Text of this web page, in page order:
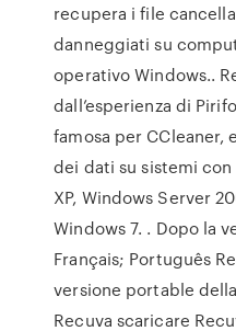
recupera i file
danneggiati su
operativo Windows..
dall’esperienza di
famosa per
dei dati su sistemi
XP, Windows Server
Windows 7. . Dopo la
Français; Português
versione portable
Recuva scaricare